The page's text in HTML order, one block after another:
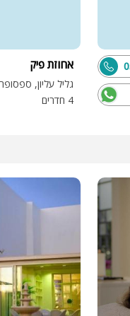
אחוזת פיק
גליל עליון,
4 חדרים